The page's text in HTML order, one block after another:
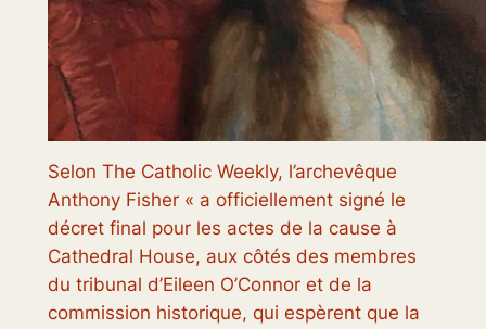
Selon The Catholic Weekly, l’archevêque
Anthony Fisher « a officiellement signé le
décret final pour les actes de la cause à
Cathedral House, aux côtés des membres
du tribunal d’Eileen O’Connor et de la
commission historique, qui espèrent que la